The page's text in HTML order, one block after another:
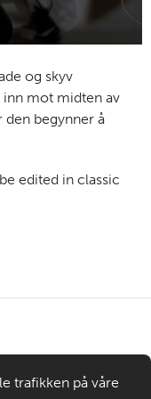
og skyv
mot midten av
den begynner å
edited in classic
trafikken på våre